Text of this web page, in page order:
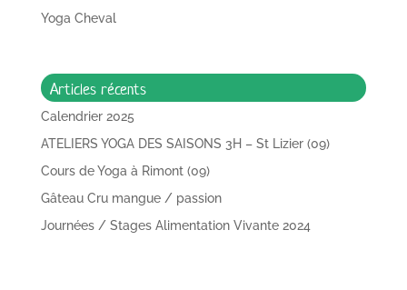
Yoga Cheval
Articles récents
Calendrier 2025
ATELIERS YOGA DES SAISONS 3H – St Lizier (09)
Cours de Yoga à Rimont (09)
Gâteau Cru mangue / passion
Journées / Stages Alimentation Vivante 2024